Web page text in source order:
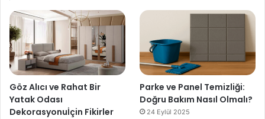
Göz Alıcı ve Rahat Bir
Yatak Odası
Dekorasyonuİçin Fikirler
Parke ve Panel Temizliği:
Doğru Bakım Nasıl Olmalı?
24 Eylül 2025